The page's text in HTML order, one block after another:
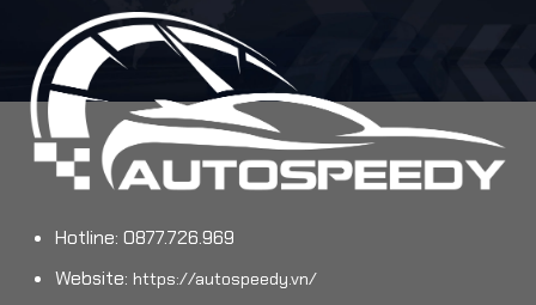
Hotline: 0877.726.969
Website: https://autospeedy.vn/